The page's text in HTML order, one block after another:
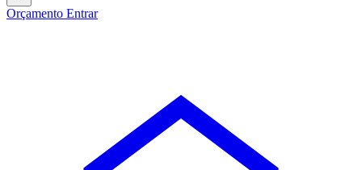
Orçamento Entrar